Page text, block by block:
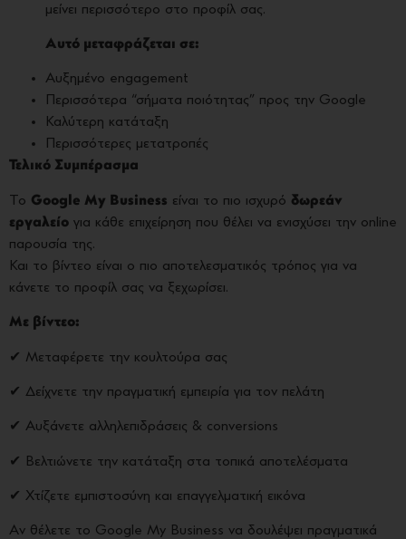
μείνει περισσότερο στο προφίλ σας.
Αυτό μεταφράζεται σε:
Αυξημένο engagement
Περισσότερα “σήματα ποιότητας” προς την Google
Καλύτερη κατάταξη
Περισσότερες μετατροπές
Τελικό Συμπέρασμα
Το Google My Business είναι το πιο ισχυρό δωρεάν
εργαλείο για κάθε επιχείρηση που θέλει να ενισχύσει την online
παρουσία της.
Και το βίντεο είναι ο πιο αποτελεσματικός τρόπος για να
κάνετε το προφίλ σας να ξεχωρίσει.
Με βίντεο:
✔ Μεταφέρετε την κουλτούρα σας
✔ Δείχνετε την πραγματική εμπειρία για τον πελάτη
✔ Αυξάνετε αλληλεπιδράσεις & conversions
✔ Βελτιώνετε την κατάταξη στα τοπικά αποτελέσματα
✔ Χτίζετε εμπιστοσύνη και επαγγελματική εικόνα
Αν θέλετε το Google My Business να δουλέψει πραγματικά